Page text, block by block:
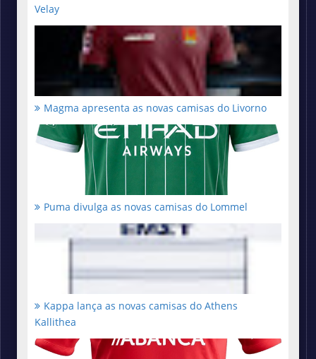
Velay
Magma apresenta as novas camisas do Livorno
Puma divulga as novas camisas do Lommel
Kappa lança as novas camisas do Athens
Kallithea